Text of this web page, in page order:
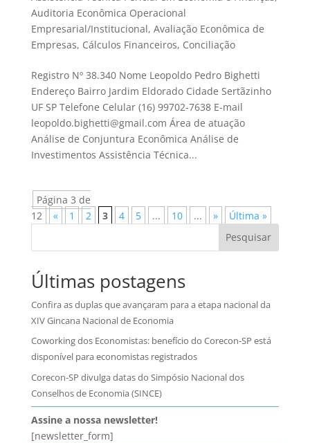
Auditoria Econômica Operacional
Empresarial/Institucional, Avaliação Econômica de
Empresas, Cálculos Financeiros, Conciliação
Registro Nº 38.340 Nome Leopoldo Pedro Bighetti
Endereço Bairro Jardim Eldorado Cidade Sertãzinho
UF SP Telefone Celular (16) 99702-7638 E-mail
leopoldo.bighetti@gmail.com Área de atuação
Análise de Conjuntura Econômica Análise de
Investimentos Assistência Técnica...
Página 3 de
12
« 1 2 3 4 5 ... 10 ... »
Última »
Pesquisar
Últimas postagens
Confira as duplas que avançaram para a etapa nacional da
XIV Gincana Nacional de Economia
Coworking dos Economistas: benefício do Corecon-SP está
disponível para economistas registrados
Corecon-SP divulga datas do Simpósio Nacional dos
Conselhos de Economia (SINCE)
Assine a nossa newsletter!
[newsletter_form]